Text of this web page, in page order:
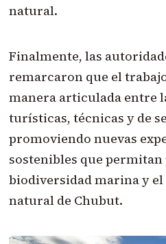
natural.
Finalmente, las
remarcaron que el
manera articulada entre
turísticas, técnicas y de
promoviendo nuevas
sostenibles que
biodiversidad marina y
natural de Chubut.